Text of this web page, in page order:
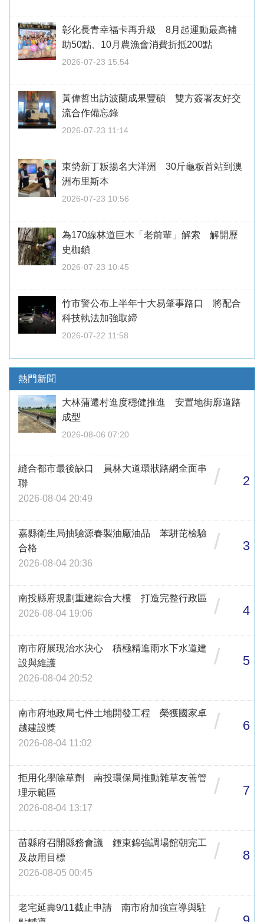
彰化長青幸福卡再升級 8月起運動最高補
助50點、10月農漁會消費折抵200點
2026-07-23 15:54
黃偉哲出訪波蘭成果豐碩 雙方簽署友好交
流合作備忘錄
2026-07-23 11:14
東勢新丁粄揚名大洋洲 30斤龜粄首站到澳
洲布里斯本
2026-07-23 10:56
為170線林道巨木「老前輩」解索 解開歷
史枷鎖
2026-07-23 10:45
竹市警公布上半年十大易肇事路口 將配合
科技執法加強取締
2026-07-22 11:58
熱門新聞
大林蒲遷村進度穩健推進 安置地街廓道路
成型
2026-08-06 07:20
縫合都市最後缺口 員林大道環狀路網全面串
聯
2026-08-04 20:49
/ 2
嘉縣衛生局抽驗源春製油廠油品 苯駢芘檢驗
合格
2026-08-04 20:36
/ 3
南投縣府規劃重建綜合大樓 打造完整行政區
2026-08-04 19:06
/ 4
南市府展現治水決心 積極精進雨水下水道建
設與維護
2026-08-04 20:52
/ 5
南市府地政局七件土地開發工程 榮獲國家卓
越建設獎
2026-08-04 11:02
/ 6
拒用化學除草劑 南投環保局推動雜草友善管
理示範區
2026-08-04 13:17
/ 7
苗縣府召開縣務會議 鍾東錦強調場館朝完工
及啟用目標
2026-08-05 00:45
/ 8
老宅延壽9/11截止申請 南市府加強宣導與駐
/